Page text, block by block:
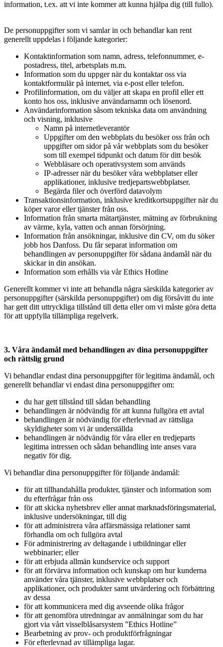
information, t.ex. att vi inte kommer att kunna hjälpa dig (till fullo).
De personuppgifter som vi samlar in och behandlar kan rent
generellt uppdelas i följande kategorier:
Kontaktinformation som namn, adress, telefonnummer, e-
postadress, titel, arbetsplats m.m.
Information som du uppger när du kontaktar oss via
kontaktformulär på internet, via e-post eller telefon.
Profilinformation, om du väljer att skapa en profil eller ett
konto hos oss, inklusive användarnamn och lösenord.
Användarinformation såsom tekniska data om användning
och visning, inklusive
Namn på internetleverantör
Uppgifter om den webbplats du besöker oss från och
uppgifter om sidor på vår webbplats som du besöker
som till exempel tidpunkt och datum för ditt besök
Webbläsare och operativsystem som används
IP-adresser när du besöker våra webbplatser eller
applikationer, inklusive tredjepartswebbplatser.
Begärda filer och överförd datavolym
Transaktionsinformation, inklusive kreditkortsuppgifter när du
köper varor eller tjänster från oss.
Information från smarta mätartjänster, mätning av förbrukning
av värme, kyla, vatten och annan försörjning.
Information från ansökningar, inklusive din CV, om du söker
jobb hos Danfoss. Du får separat information om
behandlingen av personuppgifter för sådana ändamål när du
skickar in din ansökan.
Information som erhålls via vår Ethics Hotline
Generellt kommer vi inte att behandla några särskilda kategorier av
personuppgifter (särskilda personuppgifter) om dig försåvitt du inte
har gett ditt uttryckliga tillstånd till detta eller om vi måste göra detta
för att uppfylla tillämpliga regelverk.
3. Våra ändamål med behandlingen av dina personuppgifter
och rättslig grund
Vi behandlar endast dina personuppgifter för legitima ändamål, och
generellt behandlar vi endast dina personuppgifter om:
du har gett tillstånd till sådan behandling
behandlingen är nödvändig för att kunna fullgöra ett avtal
behandlingen är nödvändig för efterlevnad av rättsliga
skyldigheter som vi är underställda
behandlingen är nödvändig för våra eller en tredjeparts
legitima intressen och sådan behandling inte anses vara
negativ för dig.
Vi behandlar dina personuppgifter för följande ändamål:
för att tillhandahålla produkter, tjänster och information som
du efterfrågar från oss
för att skicka nyhetsbrev eller annat marknadsföringsmaterial,
inklusive undersökningar, till dig
för att administrera våra affärsmässiga relationer samt
förhandla om och fullgöra avtal
För administrering av deltagande i utbildningar eller
webbinarier; eller
för att erbjuda allmän kundservice och support
för att förvärva information och kunskap om hur kunderna
använder våra tjänster, inklusive webbplatser och
applikationer, och produkter samt utvärdering och förbättring
av dessa
för att kommunicera med dig avseende olika frågor
för att genomföra utredningar av anmälningar som du har
gjort via vårt visselblåsarsystem ”Ethics Hotline”
Bearbetning av prov- och produktförfrågningar
För efterlevnad av tillämpliga lagar.